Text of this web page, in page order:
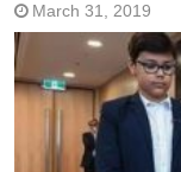
March 31, 2019